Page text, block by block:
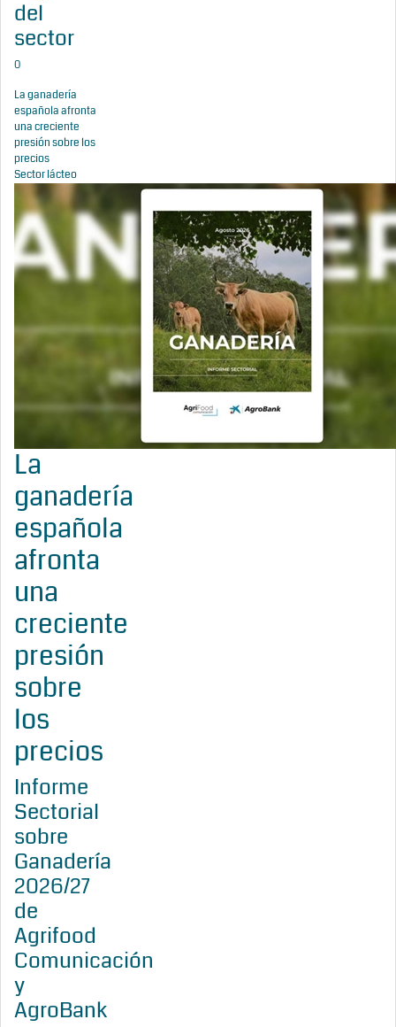
del
sector
0
La ganadería
española afronta
una creciente
presión sobre los
precios
Sector lácteo
La
ganadería
española
afronta
una
creciente
presión
sobre
los
precios
Informe
Sectorial
sobre
Ganadería
2026/27
de
Agrifood
Comunicación
y
AgroBank